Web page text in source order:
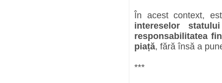
În acest context,
intereselor statului
responsabilitatea
piață, fără însă a
***